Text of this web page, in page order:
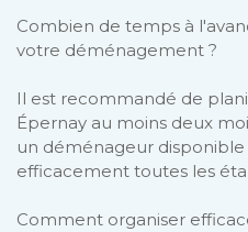
Combien de temps à
votre déménagement ?
Il est recommandé de
Épernay au moins deux
un déménageur
efficacement toutes les
Comment organiser